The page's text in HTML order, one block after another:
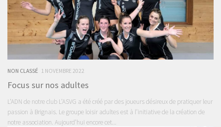
NON CLASSÉ 1 NOVEMBRE 2022
Focus sur nos adultes
L’ADN de notre club L’ASVG a été créé par des joueurs désireux de pratiquer leur
passion à Brignais. Le groupe loisir adultes est à l’initiative de la création de
notre association. Aujourd’hui encore cet...